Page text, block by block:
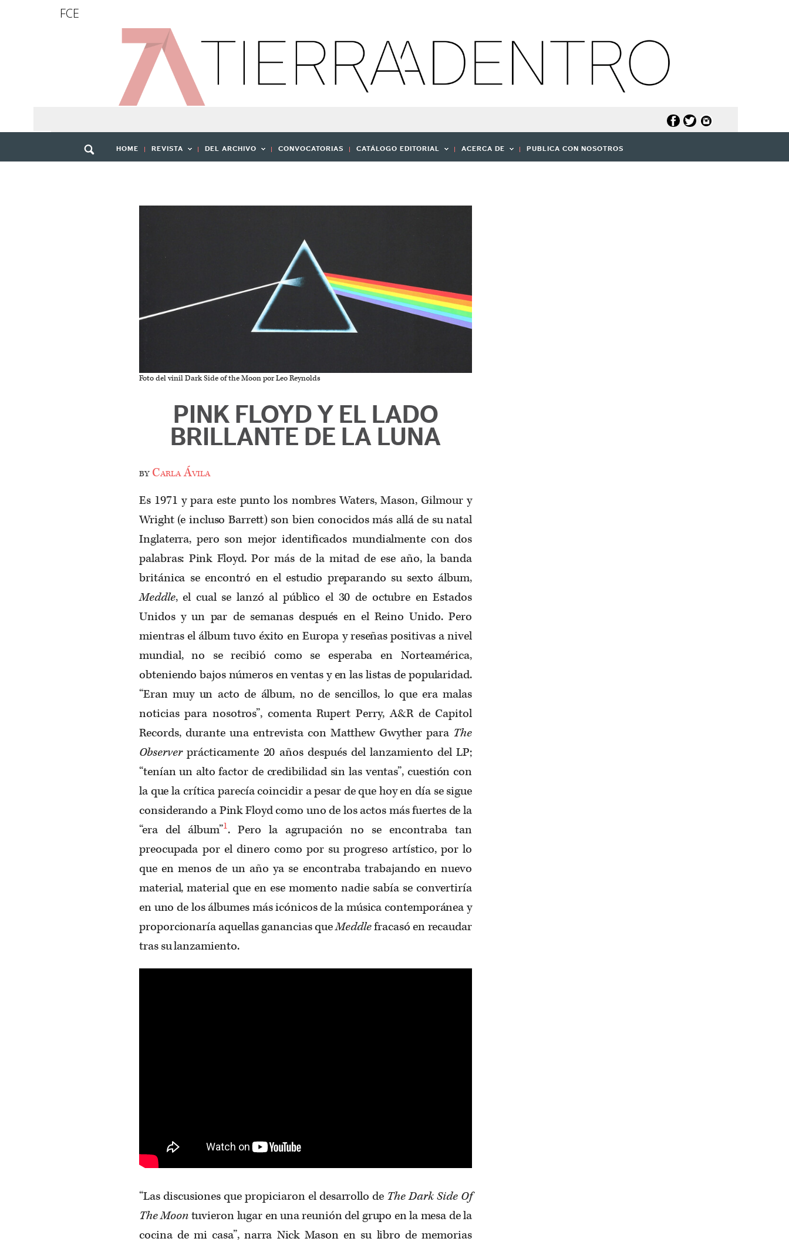
FCE
HOME REVISTA DEL ARCHIVO CONVOCATORIAS CATÁLOGO EDITORIAL ACERCA DE PUBLICA CON NOSOTROS
Foto del vinil Dark Side of the Moon por Leo Reynolds
PINK FLOYD Y EL LADO
BRILLANTE DE LA LUNA
byCarla Ávila
Es 1971 y para este punto los nombres Waters, Mason, Gilmour y
Wright (e incluso Barrett) son bien conocidos más allá de su natal
Inglaterra, pero son mejor identificados mundialmente con dos
palabras: Pink Floyd. Por más de la mitad de ese año, la banda
británica se encontró en el estudio preparando su sexto álbum,
Meddle, el cual se lanzó al público el 30 de octubre en Estados
Unidos y un par de semanas después en el Reino Unido. Pero
mientras el álbum tuvo éxito en Europa y reseñas positivas a nivel
mundial, no se recibió como se esperaba en Norteamérica,
obteniendo bajos números en ventas y en las listas de popularidad.
“Eran muy un acto de álbum, no de sencillos, lo que era malas
noticias para nosotros”, comenta Rupert Perry, A&R de Capitol
Records, durante una entrevista con Matthew Gwyther para The
Observerprácticamente 20 años después del lanzamiento del LP;
“tenían un alto factor de credibilidad sin las ventas”, cuestión con
la que la crítica parecía coincidir a pesar de que hoy en día se sigue
considerando a Pink Floyd como uno de los actos más fuertes de la
“era del álbum”1. Pero la agrupación no se encontraba tan
preocupada por el dinero como por su progreso artístico, por lo
que en menos de un año ya se encontraba trabajando en nuevo
material, material que en ese momento nadie sabía se convertiría
en uno de los álbumes más icónicos de la música contemporánea y
proporcionaría aquellas ganancias queMeddlefracasó en recaudar
tras su lanzamiento.
“Las discusiones que propiciaron el desarrollo de The Dark Side Of
The Moontuvieron lugar en una reunión del grupo en la mesa de la
cocina de mi casa”, narra Nick Mason en su libro de memorias